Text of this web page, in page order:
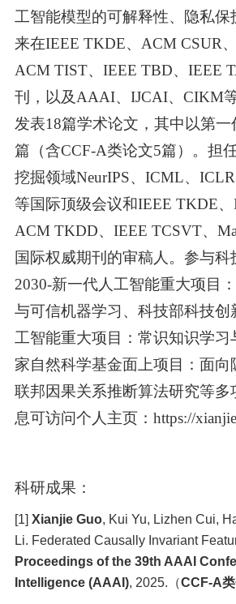
工智能模型的可解释性、隐私保
来在IEEE TKDE、 ACM CSUR、
ACM TIST、 IEEE TBD、 IEEE
刊，以及AAAI、 IJCAI、 CIKM
发表18篇学术论文，其中以第一
篇（含CCF-A类论文5篇）。担
挖掘领域NeurIPS、 ICML、 ICLR
等国际顶级会议和IEEE TKDE、
ACM TKDD、 IEEE TCSVT、
国际权威期刊的审稿人。参与科
2030-新一代人工智能重大项目
与可信机器学习、科技部科技创
工智能重大项目：常识知识学习
家自然科学基金面上项目：面向
联邦因果关系推断算法研究等多
息可访问个人主页： https://
科研成果：
[1] Xianjie Guo, Kui Yu, Lizhen Cui,
Li. Federated Causally Invariant
Proceedings of the 39th AAAI
Intelligence (AAAI), 2025. （CCF-A